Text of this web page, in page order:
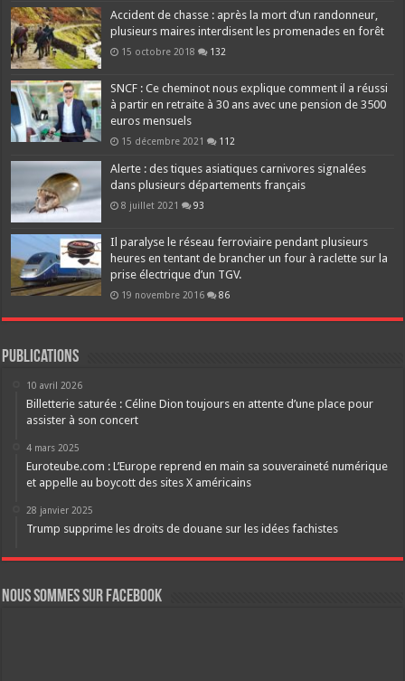
Accident de chasse : après la mort d’un randonneur,
plusieurs maires interdisent les promenades en forêt
15 octobre 2018 132
SNCF : Ce cheminot nous explique comment il a réussi
à partir en retraite à 30 ans avec une pension de 3500
euros mensuels
15 décembre 2021 112
Alerte : des tiques asiatiques carnivores signalées
dans plusieurs départements français
8 juillet 2021 93
Il paralyse le réseau ferroviaire pendant plusieurs
heures en tentant de brancher un four à raclette sur la
prise électrique d’un TGV.
19 novembre 2016 86
Publications
10 avril 2026
Billetterie saturée : Céline Dion toujours en attente d’une place pour
assister à son concert
4 mars 2025
Euroteube.com : L’Europe reprend en main sa souveraineté numérique
et appelle au boycott des sites X américains
28 janvier 2025
Trump supprime les droits de douane sur les idées fachistes
Nous sommes sur FaceBook